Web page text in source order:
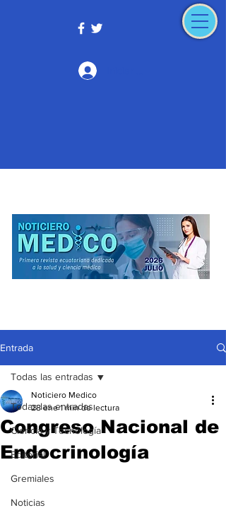
Entrada
Todas las entradas
Ciencia y Tecnología
Editorial
Gremiales
Noticias
Todas las entradas
Congreso Nacional de
Endocrinología
Noticiero Medico
28 ene 1 min de lectura